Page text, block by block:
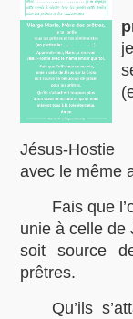
Jésus-Hostie
avec le même
Fais que
unie à celle de
soit source
prêtres.
Qu’ils